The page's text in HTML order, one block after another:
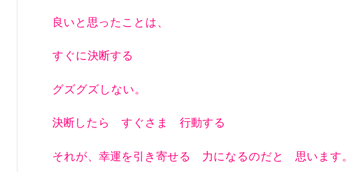
良いと思ったことは、
すぐに決断する
グズグズしない。
決断したら すぐさま 行動する
それが、幸運を引き寄せる 力になるのだと 思います。